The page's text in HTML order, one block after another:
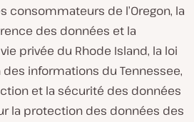
consommateurs de l’Oregon, la
des données et la
privée du Rhode Island, la loi
informations du Tennessee,
et la sécurité des données
la protection des données des